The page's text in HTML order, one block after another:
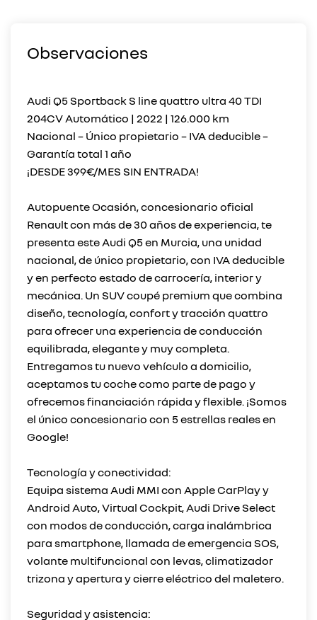
Observaciones
Audi Q5 Sportback S line quattro ultra 40 TDI
204CV Automático | 2022 | 126.000 km
Nacional – Único propietario – IVA deducible –
Garantía total 1 año
¡DESDE 399€/MES SIN ENTRADA!
Autopuente Ocasión, concesionario oficial
Renault con más de 30 años de experiencia, te
presenta este Audi Q5 en Murcia, una unidad
nacional, de único propietario, con IVA deducible
y en perfecto estado de carrocería, interior y
mecánica. Un SUV coupé premium que combina
diseño, tecnología, confort y tracción quattro
para ofrecer una experiencia de conducción
equilibrada, elegante y muy completa.
Entregamos tu nuevo vehículo a domicilio,
aceptamos tu coche como parte de pago y
ofrecemos financiación rápida y flexible. ¡Somos
el único concesionario con 5 estrellas reales en
Google!
Tecnología y conectividad:
Equipa sistema Audi MMI con Apple CarPlay y
Android Auto, Virtual Cockpit, Audi Drive Select
con modos de conducción, carga inalámbrica
para smartphone, llamada de emergencia SOS,
volante multifuncional con levas, climatizador
trizona y apertura y cierre eléctrico del maletero.
Seguridad y asistencia: